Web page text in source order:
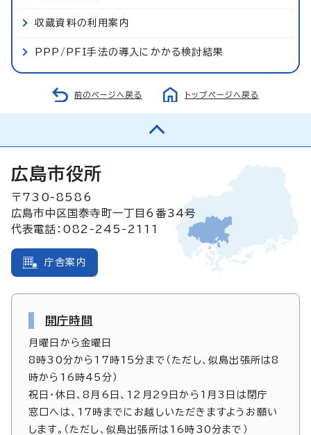
収蔵資料の利用案内
PPP/PFI手法の導入にかかる検討結果
前のページへ戻る トップページへ戻る
広島市役所
〒730-8586
広島市中区国泰寺町一丁目6番34号
代表電話：082-245-2111
庁舎案内
開庁時間
月曜日から金曜日
8時30分から17時15分まで（ただし、似島出張所は8
時から16時45分）
祝日・休日、8月6日、12月29日から1月3日は閉庁
窓口へは、17時までにお越しいただきますようお願い
します。（ただし、似島出張所は16時30分まで）